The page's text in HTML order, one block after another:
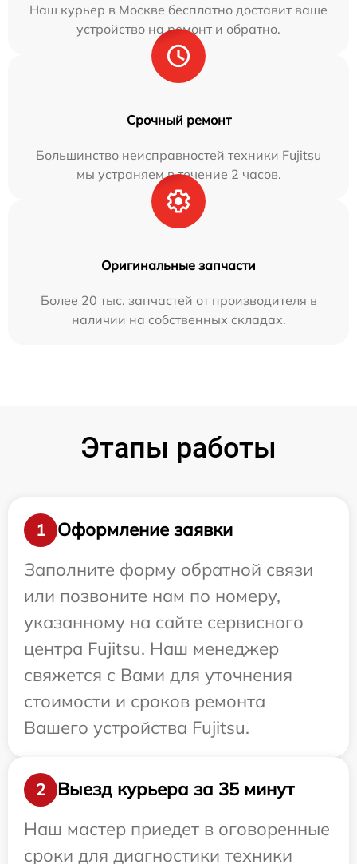
Наш курьер в Москве бесплатно доставит ваше
устройство на ремонт и обратно.
Срочный ремонт
Большинство неисправностей техники Fujitsu
мы устраняем в течение 2 часов.
Оригинальные запчасти
Более 20 тыс. запчастей от производителя в
наличии на собственных складах.
Этапы работы
1
Оформление заявки
Заполните форму обратной связи
или позвоните нам по номеру,
указанному на сайте сервисного
центра Fujitsu. Наш менеджер
свяжется с Вами для уточнения
стоимости и сроков ремонта
Вашего устройства Fujitsu.
2
Выезд курьера за 35 минут
Наш мастер приедет в оговоренные
сроки для диагностики техники